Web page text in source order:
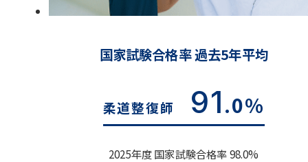
国家試験合格率 過去5年平均
柔道整復師 91.0%
2025年度 国家試験合格率 98.0%